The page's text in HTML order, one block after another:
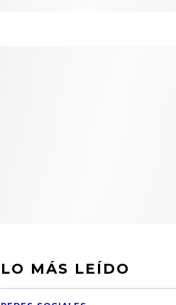
LO MÁS LEÍDO